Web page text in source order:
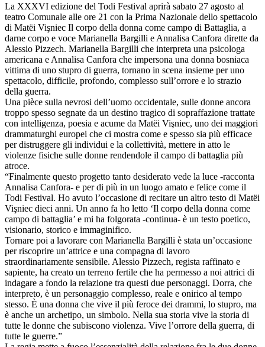
La XXXVI edizione del Todi Festival aprirà sabato 27 agosto al
teatro Comunale alle ore 21 con la Prima Nazionale dello spettacolo
di Matëi Vişniec Il corpo della donna come campo di Battaglia, a
darne corpo e voce Marianella Bargilli e Annalisa Canfora dirette da
Alessio Pizzech. Marianella Bargilli che interpreta una psicologa
americana e Annalisa Canfora che impersona una donna bosniaca
vittima di uno stupro di guerra, tornano in scena insieme per uno
spettacolo, difficile, profondo, complesso sull’orrore e lo strazio
della guerra.
Una pièce sulla nevrosi dell’uomo occidentale, sulle donne ancora
troppo spesso segnate da un destino tragico di sopraffazione trattate
con intelligenza, poesia e acume da Matëi Vişniec, uno dei maggiori
drammaturghi europei che ci mostra come e spesso sia più efficace
per distruggere gli individui e la collettività, mettere in atto le
violenze fisiche sulle donne rendendole il campo di battaglia più
atroce.
“Finalmente questo progetto tanto desiderato vede la luce -racconta
Annalisa Canfora- e per di più in un luogo amato e felice come il
Todi Festival. Ho avuto l’occasione di recitare un altro testo di Matëi
Vişniec dieci anni. Un anno fa ho letto ‘Il corpo della donna come
campo di battaglia’ e mi ha folgorata -continua- è un testo poetico,
visionario, storico e immaginifico.
Tornare poi a lavorare con Marianella Bargilli è stata un’occasione
per riscoprire un’attrice e una compagna di lavoro
straordinariamente sensibile. Alessio Pizzech, regista raffinato e
sapiente, ha creato un terreno fertile che ha permesso a noi attrici di
indagare a fondo la relazione tra questi due personaggi. Dorra, che
interpreto, è un personaggio complesso, reale e onirico al tempo
stesso. È una donna che vive il più feroce dei drammi, lo stupro, ma
è anche un archetipo, un simbolo. Nella sua storia vive la storia di
tutte le donne che subiscono violenza. Vive l’orrore della guerra, di
tutte le guerre.”